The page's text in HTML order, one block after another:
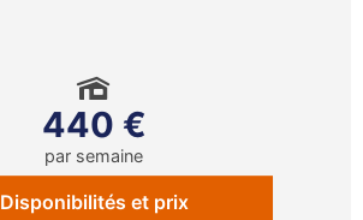
440 €
par semaine
Disponibilités et prix